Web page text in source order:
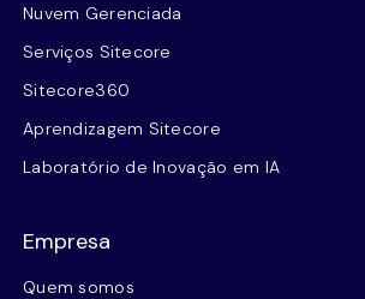
Nuvem Gerenciada
Serviços Sitecore
Sitecore360
Aprendizagem Sitecore
Laboratório de Inovação em IA
Empresa
Quem somos